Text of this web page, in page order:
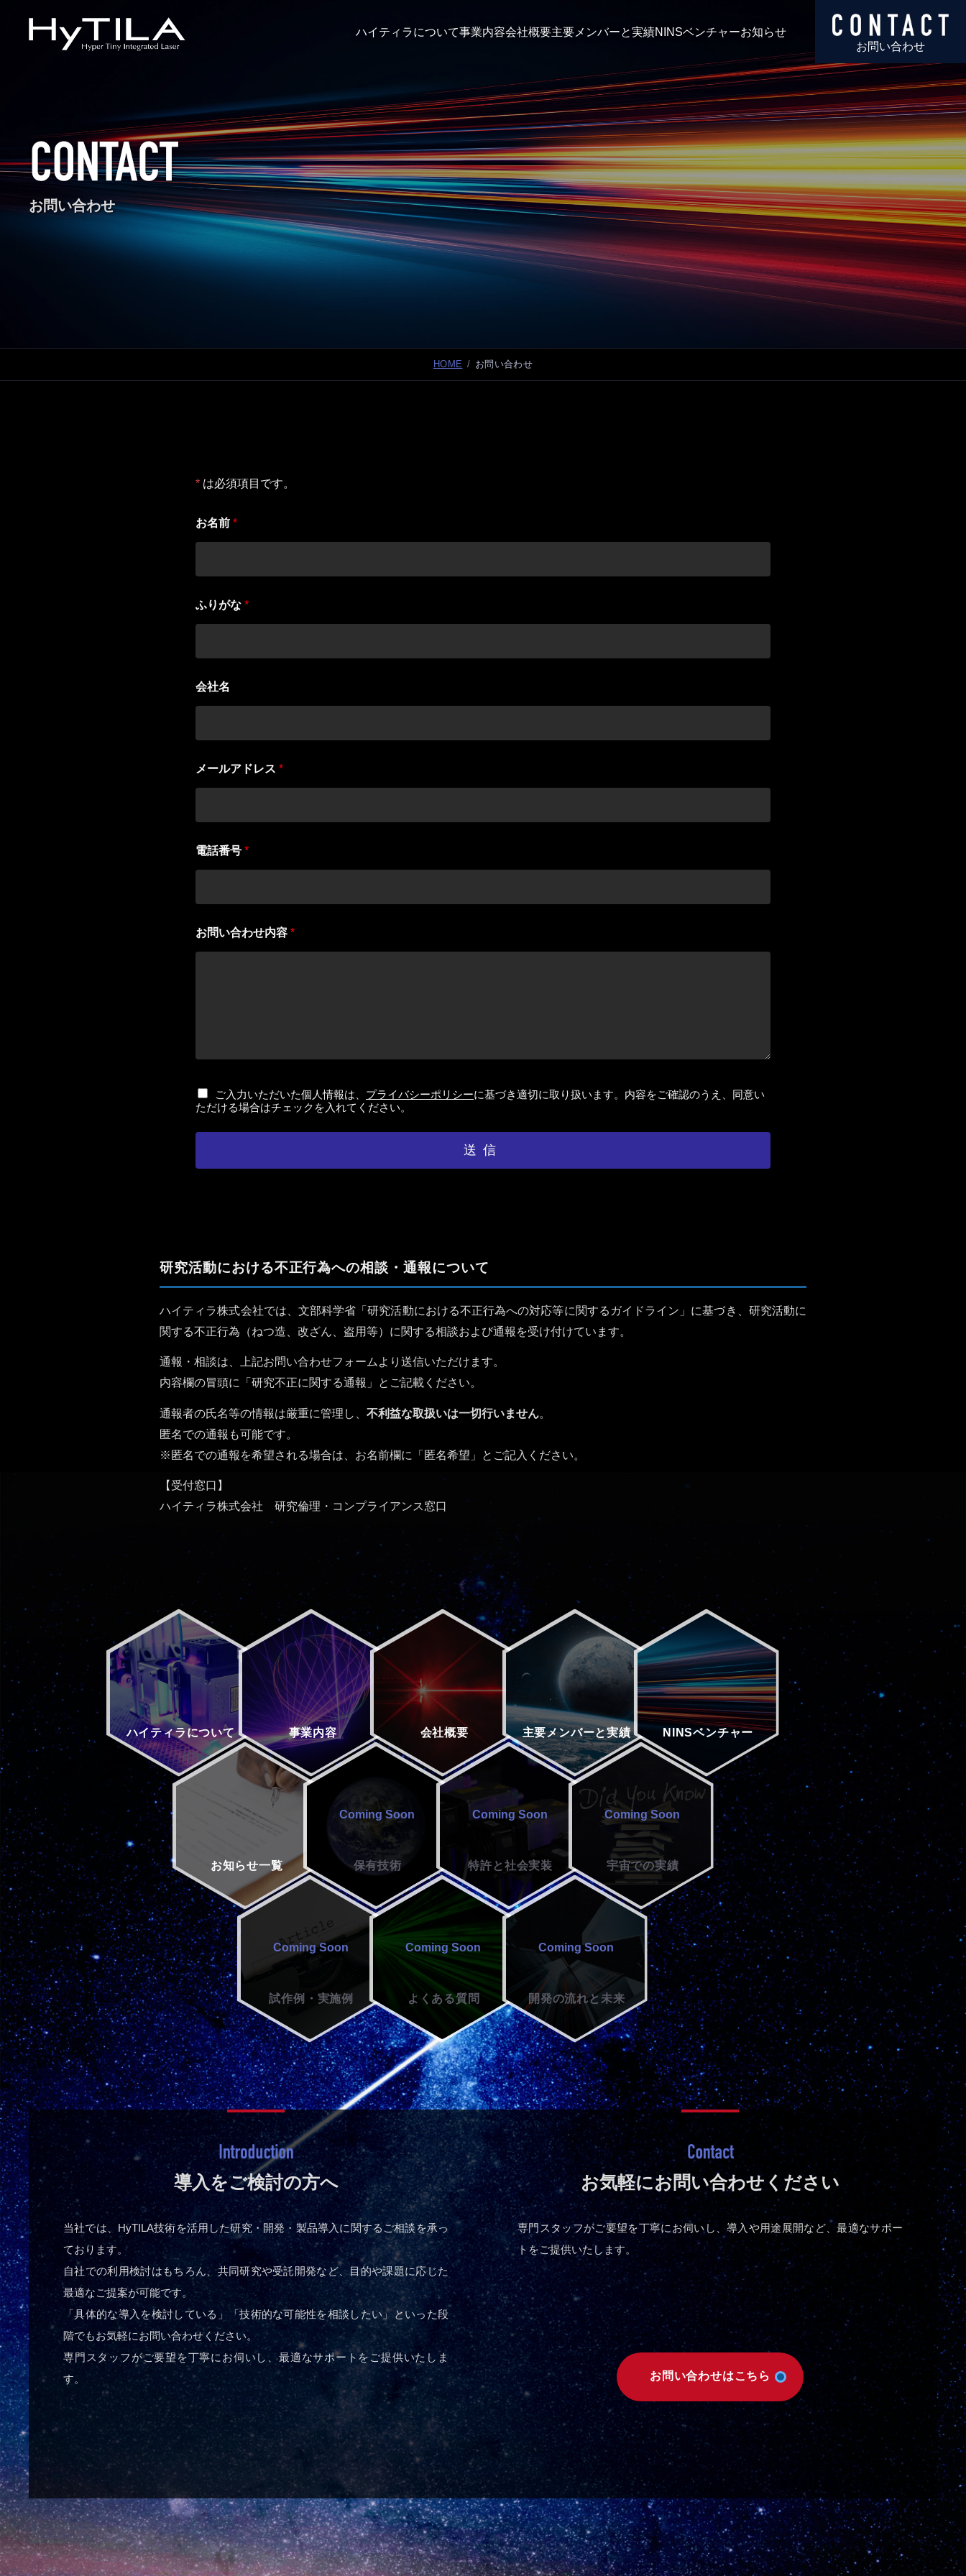
ハイティラについて事業内容会社概要主要メンバーと実績NINSベンチャーお知らせ
お問い合わせ
お問い合わせ
HOME お問い合わせ
* は必須項目です。
お名前 *
ー
ル
ス
メ
ー
ア
レ
ふりがな *
会社名
メールアドレス *
電話番号 *
お問い合わせ内容 *
チ
ェ
ク
ッ
ご入力いただいた個人情報は、 プライバシーポリシーに基づき適切に取り扱います。内容をご確認のうえ、同意い
ただける場合はチェックを入れてください。
送信
研究活動における不正行為への相談・通報について
ハイティラ株式会社では、文部科学省「研究活動における不正行為への対応等に関するガイドライン」に基づき、研究活動に
関する不正行為（ねつ造、改ざん、盗用等）に関する相談および通報を受け付けています。
通報・相談は、上記お問い合わせフォームより送信いただけます。
内容欄の冒頭に「研究不正に関する通報」とご記載ください。
通報者の氏名等の情報は厳重に管理し、 不利益な取扱いは一切行いません。
匿名での通報も可能です。
※匿名での通報を希望される場合は、お名前欄に「匿名希望」とご記入ください。
【受付窓口】
ハイティラ株式会社 研究倫理・コンプライアンス窓口
ハイティラについて 事業内容 会社概要 主要メンバーと実績 NINSベンチャー
お知らせ一覧 保有技術 特許と社会実装 宇宙での実績
試作例・ 実施例 よくある質問 開発の流れと未来
導入をご検討の方へ
当社では、HyTILA技術を活用した研究・開発・製品導入に関するご相談を承っ
ております。
自社での利用検討はもちろん、共同研究や受託開発など、目的や課題に応じた
最適なご提案が可能です。
「具体的な導入を検討している」「技術的な可能性を相談したい」といった段
階でもお気軽にお問い合わせください。
専門スタッフがご要望を丁寧にお伺いし、最適なサポートをご提供いたしま
す。
お気軽にお問い合わせください
専門スタッフがご要望を丁寧にお伺いし、導入や用途展開など、最適なサポー
トをご提供いたします。
お問い合わせはこちら